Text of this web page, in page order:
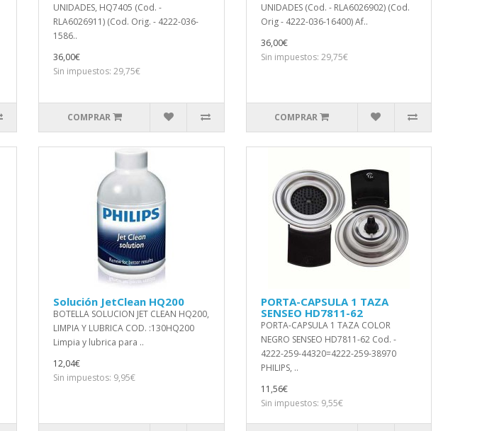
UNIDADES, HQ7405 (Cod. -
RLA6026911) (Cod. Orig. - 4222-036-
1586..
36,00€
Sin impuestos: 29,75€
COMPRAR
UNIDADES (Cod. - RLA6026902) (Cod.
Orig - 4222-036-16400) Af..
36,00€
Sin impuestos: 29,75€
COMPRAR
Solución JetClean HQ200
BOTELLA SOLUCION JET CLEAN HQ200,
LIMPIA Y LUBRICA COD. :130HQ200
Limpia y lubrica para ..
12,04€
Sin impuestos: 9,95€
PORTA-CAPSULA 1 TAZA
SENSEO HD7811-62
PORTA-CAPSULA 1 TAZA COLOR
NEGRO SENSEO HD7811-62 Cod. -
4222-259-44320=4222-259-38970
PHILIPS, ..
11,56€
Sin impuestos: 9,55€